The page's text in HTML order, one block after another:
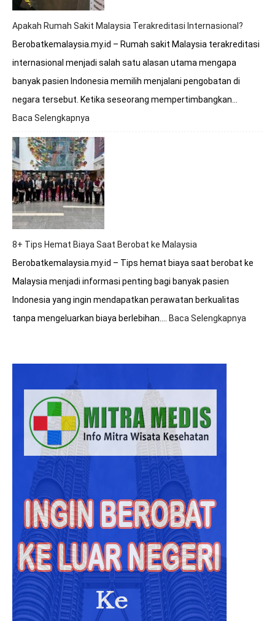
Apakah Rumah Sakit Malaysia Terakreditasi Internasional?
Berobatkemalaysia.my.id – Rumah sakit Malaysia terakreditasi
internasional menjadi salah satu alasan utama mengapa
banyak pasien Indonesia memilih menjalani pengobatan di
negara tersebut. Ketika seseorang mempertimbangkan…
Baca Selengkapnya
Rumah
Sakit
Malaysia
Terakreditasi
Internasional?
8+ Tips Hemat Biaya Saat Berobat ke Malaysia
Berobatkemalaysia.my.id – Tips hemat biaya saat berobat ke
Malaysia menjadi informasi penting bagi banyak pasien
Indonesia yang ingin mendapatkan perawatan berkualitas
tanpa mengeluarkan biaya berlebihan.…
Baca Selengkapnya